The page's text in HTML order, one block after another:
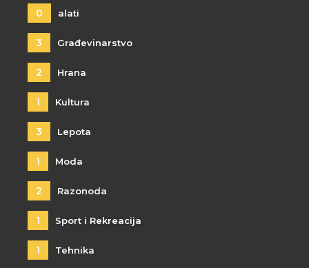
0 alati
3 Građevinarstvo
2 Hrana
1 Kultura
3 Lepota
1 Moda
2 Razonoda
1 Sport i Rekreacija
1 Tehnika